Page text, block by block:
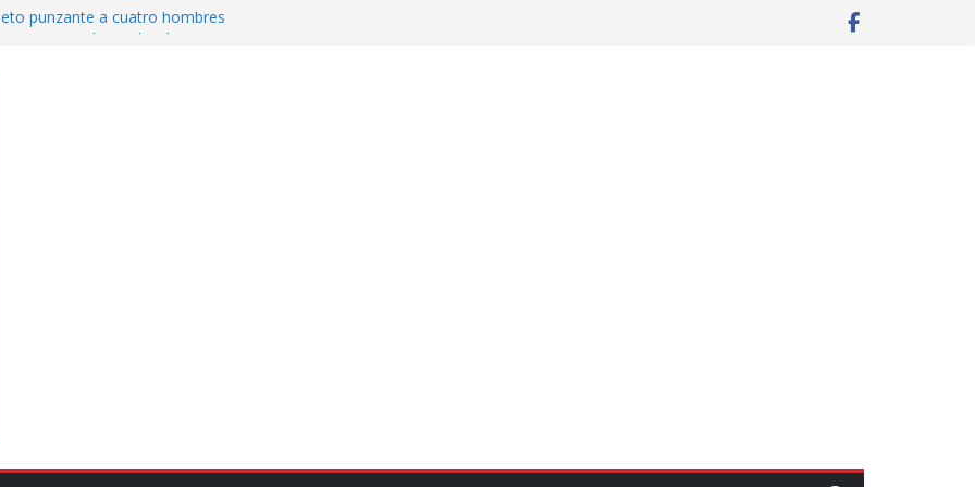
punzante a cuatro hombres
Ciudadano